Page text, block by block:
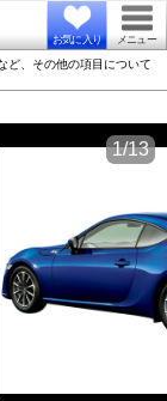
お気に入り メニュー
ど、その他の項目について
1/13